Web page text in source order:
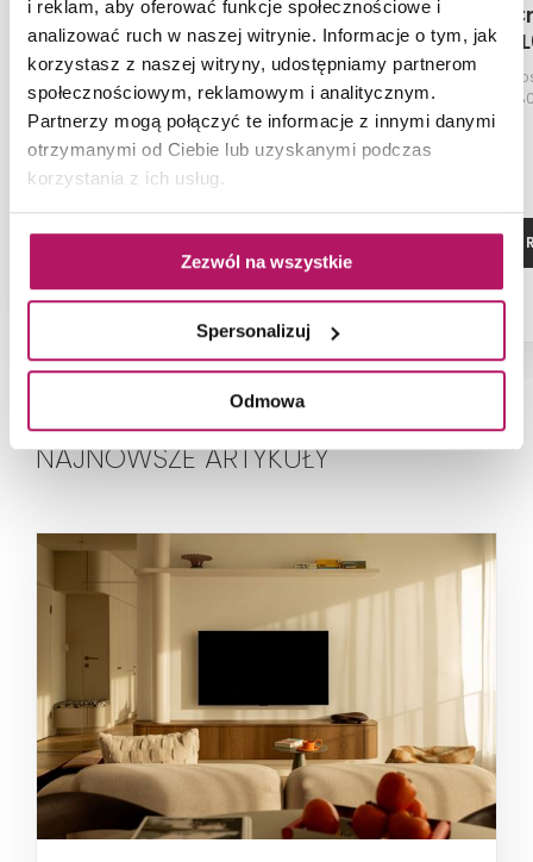
i reklam, aby oferować funkcje społecznościowe i
analizować ruch w naszej witrynie. Informacje o tym, jak
korzystasz z naszej witryny, udostępniamy partnerom
społecznościowym, reklamowym i analitycznym.
Partnerzy mogą połączyć te informacje z innymi danymi
otrzymanymi od Ciebie lub uzyskanymi podczas
korzystania z ich usług.
Zezwól na wszystkie
Spersonalizuj
Odmowa
Roca Cratos
A3740L5660
Brodzik prostokątny
SENCERAMIC®, 140x70 cm,
brązowy
Roca
Brodzik
SENCERAMIC®,
ZOBACZ
NAJNOWSZE ARTYKUŁY